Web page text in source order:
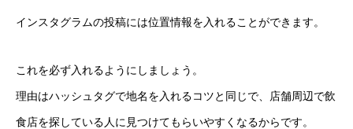
インスタグラムの投稿には位置情報を入れることができます。
これを必ず入れるようにしましょう。
理由はハッシュタグで地名を入れるコツと同じで、店舗周辺で飲
食店を探している人に見つけてもらいやすくなるからです。